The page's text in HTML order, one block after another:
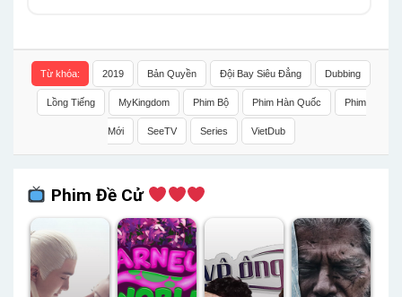
Từ khóa: 2019 Bản Quyền Đội Bay Siêu Đẳng Dubbing
Lồng Tiếng MyKingdom Phim Bộ Phim Hàn Quốc Phim
Mới SeeTV Series VietDub
Phim Đề Cử